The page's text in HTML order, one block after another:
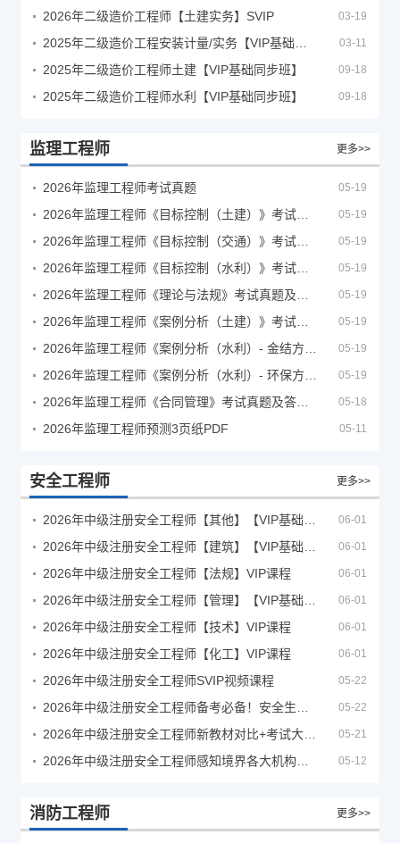
2026年二级造价工程师【土建实务】SVIP 03-19
03-11
2025年二级造价工程师土建【VIP基础同步班】 09-18
2025年二级造价工程师水利【VIP基础同步班】 09-18
监理工程师 更多>>
2026年监理工程师考试真题 05-19
05-19
05-19
05-19
05-19
05-19
05-19
05-19
05-18
2026年监理工程师预测3页纸PDF 05-11
安全工程师 更多>>
06-01
06-01
2026年中级注册安全工程师【法规】VIP课程 06-01
06-01
2026年中级注册安全工程师【技术】VIP课程 06-01
2026年中级注册安全工程师【化工】VIP课程 06-01
2026年中级注册安全工程师SVIP视频课程 05-22
05-22
05-21
05-12
消防工程师 更多>>